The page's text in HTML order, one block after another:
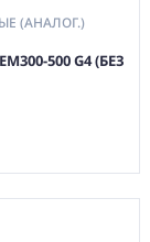
(АНАЛОГ.)
500 G4 (БЕЗ